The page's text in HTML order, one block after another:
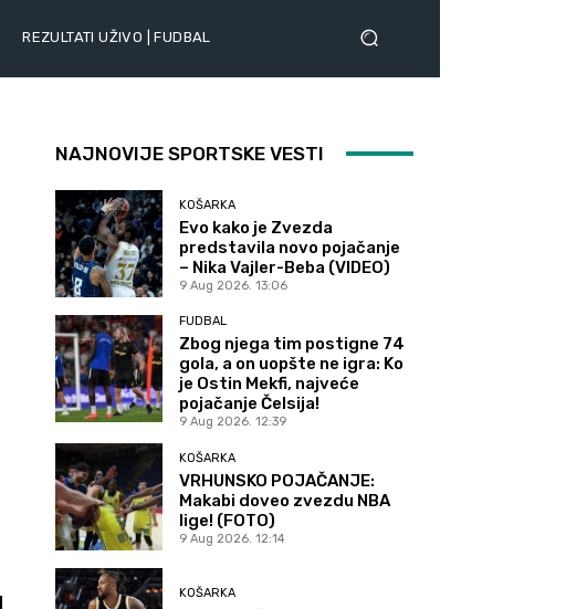
REZULTATI UŽIVO | FUDBAL
NAJNOVIJE SPORTSKE VESTI
KOŠARKA
Evo kako je Zvezda
predstavila novo pojačanje
– Nika Vajler-Beba (VIDEO)
9 Aug 2026. 13:06
FUDBAL
Zbog njega tim postigne 74
gola, a on uopšte ne igra: Ko
je Ostin Mekfi, najveće
pojačanje Čelsija!
9 Aug 2026. 12:39
KOŠARKA
VRHUNSKO POJAČANJE:
Makabi doveo zvezdu NBA
lige! (FOTO)
9 Aug 2026. 12:14
KOŠARKA